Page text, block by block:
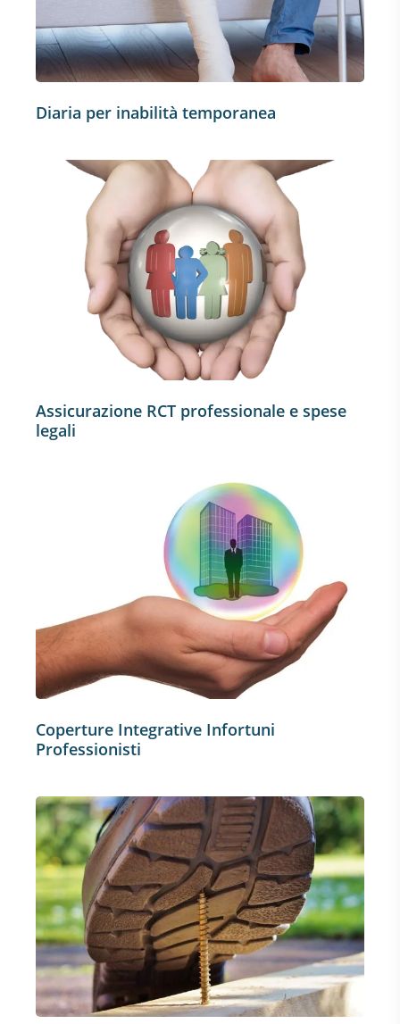
Diaria per inabilità temporanea
Assicurazione RCT professionale e spese
legali
Coperture Integrative Infortuni
Professionisti